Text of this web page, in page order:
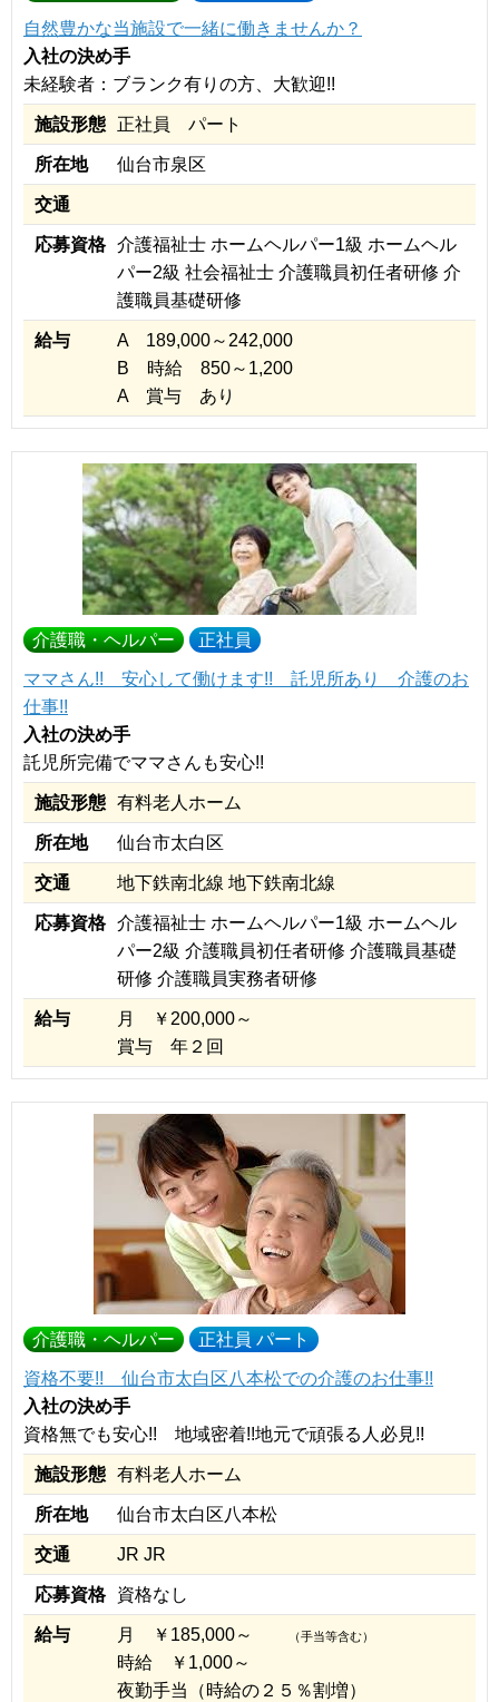
自然豊かな当施設で一緒に働きませんか？
入社の決め手
未経験者：ブランク有りの方、大歓迎!!
施設形態 正社員 パート
所在地 仙台市泉区
交通
応募資格 介護福祉士 ホームヘルパー1級 ホームヘル
パー2級 社会福祉士 介護職員初任者研修 介
護職員基礎研修
給与
A 189,000～242,000
B 時給 850～1,200
A 賞与 あり
介護職・ヘルパー 正社員
ママさん!! 安心して働けます!! 託児所あり 介護のお
仕事!!
入社の決め手
託児所完備でママさんも安心!!
施設形態 有料老人ホーム
所在地 仙台市太白区
交通 地下鉄南北線 地下鉄南北線
応募資格 介護福祉士 ホームヘルパー1級 ホームヘル
パー2級 介護職員初任者研修 介護職員基礎
研修 介護職員実務者研修
給与
月 ￥200,000～
賞与 年２回
介護職・ヘルパー 正社員 パート
資格不要!! 仙台市太白区八本松での介護のお仕事!!
入社の決め手
資格無でも安心!! 地域密着!!地元で頑張る人必見!!
施設形態 有料老人ホーム
所在地 仙台市太白区八本松
交通 JR JR
応募資格 資格なし
給与 月 ￥185,000～ （手当等含む）
時給 ￥1,000～
夜勤手当（時給の２５％割増）